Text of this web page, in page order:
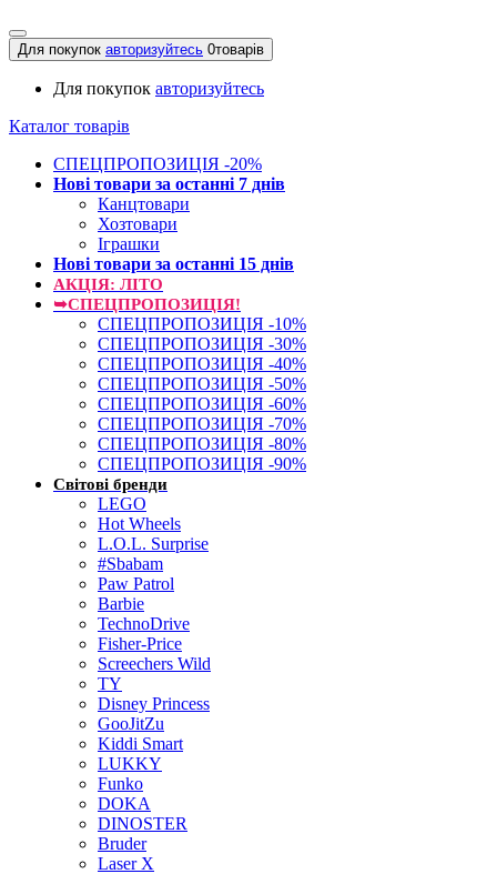
Для покупок авторизуйтесь 0товарів
Для покупок авторизуйтесь
Каталог товарів
СПЕЦПРОПОЗИЦІЯ -20%
Нові товари за останнi 7 днiв
Канцтовари
Хозтовари
Іграшки
Нові товари за останнi 15 днiв
АКЦІЯ: ЛІТО
➥СПЕЦПРОПОЗИЦІЯ!
СПЕЦПРОПОЗИЦІЯ -10%
СПЕЦПРОПОЗИЦІЯ -30%
СПЕЦПРОПОЗИЦІЯ -40%
СПЕЦПРОПОЗИЦІЯ -50%
СПЕЦПРОПОЗИЦІЯ -60%
СПЕЦПРОПОЗИЦІЯ -70%
СПЕЦПРОПОЗИЦІЯ -80%
СПЕЦПРОПОЗИЦІЯ -90%
Світові бренди
LEGO
Hot Wheels
L.O.L. Surprise
#Sbabam
Paw Patrol
Barbie
TechnoDrive
Fisher-Price
Screechers Wild
TY
Disney Princess
GooJitZu
Kiddi Smart
LUKKY
Funko
DOKA
DINOSTER
Bruder
Laser X